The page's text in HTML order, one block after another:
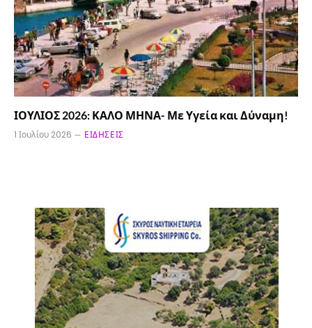
ΙΟΥΛΙΟΣ 2026: ΚΑΛΟ ΜΗΝΑ- Με Υγεία και Δύναμη!
1 Ιουλίου 2026 ΕΙΔΉΣΕΙΣ